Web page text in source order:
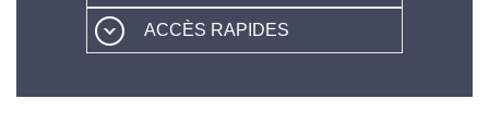
ACCÈS RAPIDES